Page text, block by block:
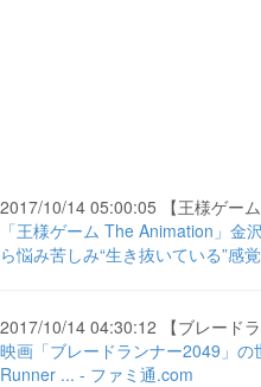
2017/10/14 05:00:05 【王様ゲーム
「王様ゲーム The Animation」金
ら悩み苦しみ“生き抜いている”感
2017/10/14 04:30:12 【ブレードラ
映画「ブレードランナー2049」
Runner ... - ファミ通.com